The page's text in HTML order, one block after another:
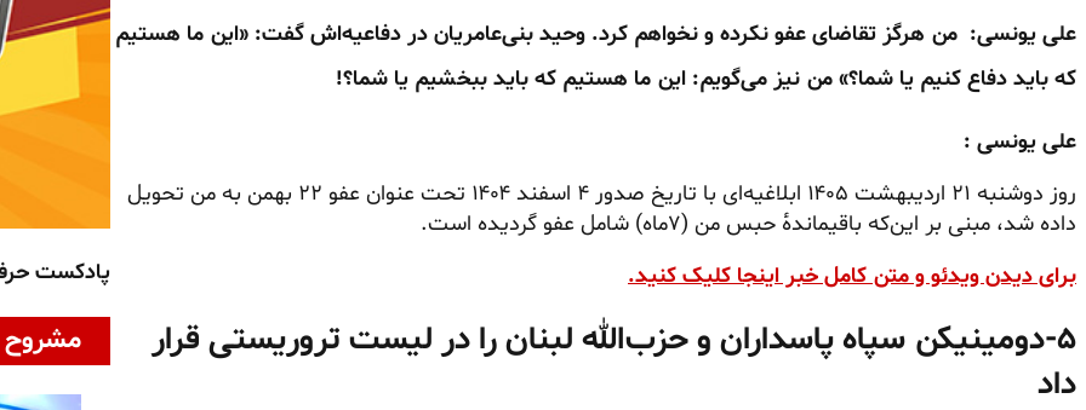
علی یونسی: من هرگز تقاضای عفو نکرده و نخواهم کرد‌. وحید بنی‌عامریان در دفاعیه‌اش گفت: «این ما هستیم
که باید دفاع کنیم یا شما؟» من نیز می‌گویم: این ما هستیم که باید ببخشیم یا شما؟!
علی یونسی :
روز دوشنبه ۲۱ اردیبهشت ۱۴۰۵ ابلاغیه‌ای با تاریخ صدور ۴ اسفند ۱۴۰۴ تحت عنوان عفو ۲۲ بهمن به من تحویل
داده شد، مبنی بر این‌که باقیمانده‌ٔ حبس من (۷ماه) شامل عفو گردیده است.
برای دیدن ویدئو و متن کامل خبر اینجا کلیک کنید.
۵- دومینیکن سپاه پاسداران و حزب‌الله لبنان را در لیست تروریستی قرار
داد
پادکست
مشروح